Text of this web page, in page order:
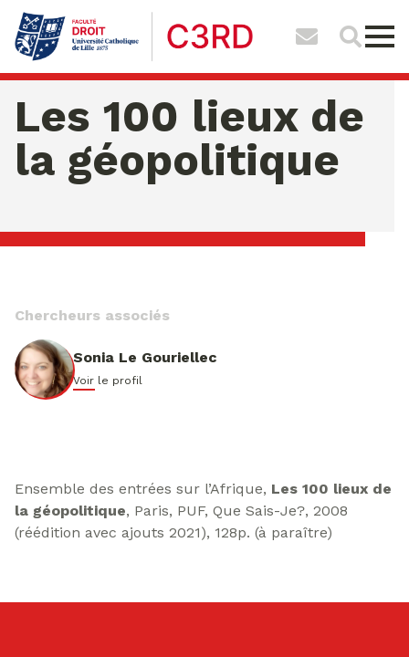
Les 100 lieux de
la géopolitique
Chercheurs associés
Sonia Le Gouriellec
Voir le profil
Ensemble des entrées sur l’Afrique, Les 100 lieux de
la géopolitique, Paris, PUF, Que Sais-Je?, 2008
(réédition avec ajouts 2021), 128p. (à paraître)